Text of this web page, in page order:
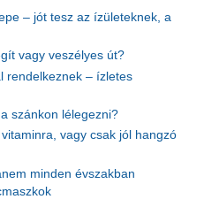
– jót tesz az ízületeknek, a
vagy veszélyes út?
rendelkeznek – ízletes
szánkon lélegezni?
vagy csak jól hangzó
minden évszakban